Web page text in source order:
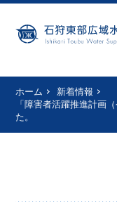
ホーム
新着情報
「障害者活躍推進計画
た。